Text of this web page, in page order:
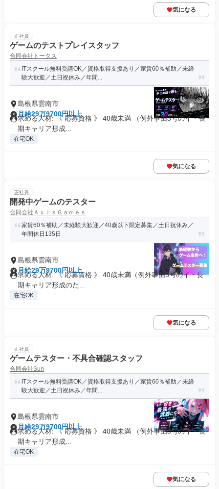
気になる
正社員
ゲームのテストプレイスタッフ
合同会社トータス
ITスクール無料受講OK／資格取得支援あり／家賃60％補助／未経
験大歓迎／土日祝休み／年間...
島根県雲南市
月給29万9700円以上
求める人材: 《 応募資格 》 40歳未満 （例外事由3号のイ・長
期キャリア形成...
在宅OK
気になる
正社員
開発中ゲームのテスター
合同会社ＡｘｉｓＧａｍｅｓ
家賃60％補助／未経験大歓迎／40歳以下限定募集／土日祝休み／
年間休日135日
島根県雲南市
月給29万9700円以上
求める人材: 《 応募資格 》 40歳未満（例外事由3号のイ・長
期キャリア形成のた...
在宅OK
気になる
正社員
ゲームテスター・不具合確認スタッフ
合同会社Sun
ITスクール無料受講OK／資格取得支援あり／家賃60％補助／未経
験大歓迎／土日祝休み／年間...
島根県雲南市
月給29万9700円以上
求める人材: 《 応募資格 》 40歳未満 （例外事由3号のイ・長
期キャリア形成...
在宅OK
気になる